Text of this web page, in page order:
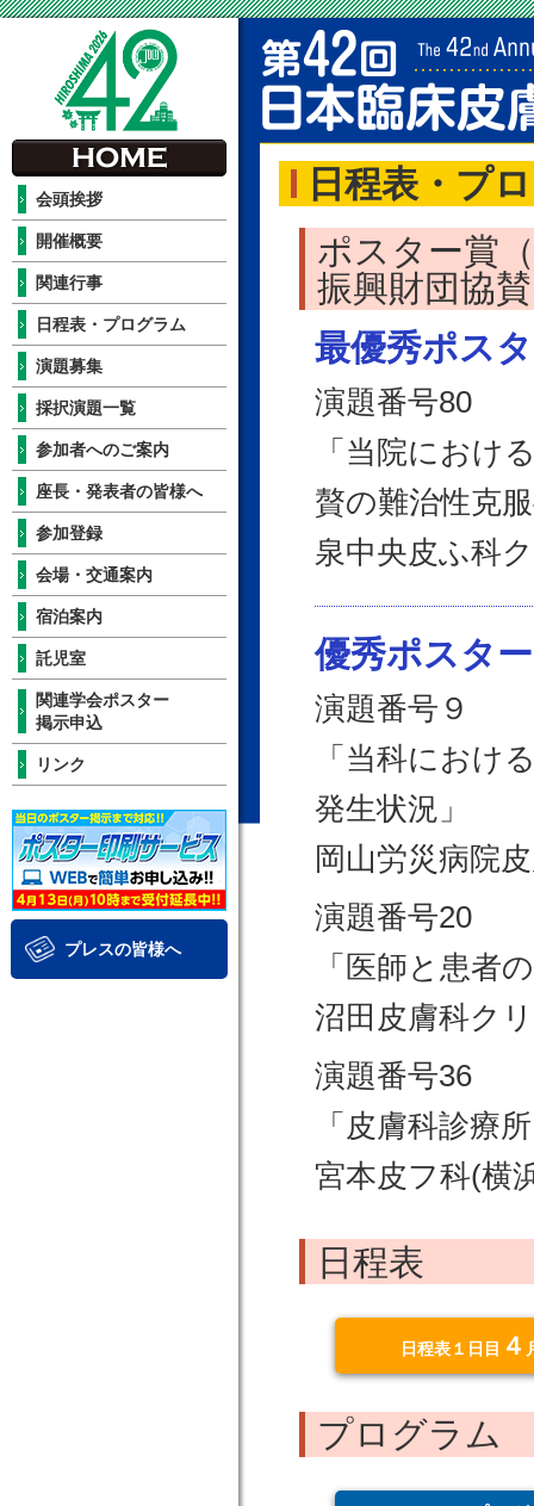
日程表・プ
ポスター賞
振興財団協
最優秀ポス
演題番号80
「当院におけ
贅の難治性克
泉中央皮ふ科
優秀ポスタ
演題番号９
「当科におけ
発生状況」
岡山労災病
演題番号20
「医師と患者
沼田皮膚科ク
演題番号36
「皮膚科診療
宮本皮フ科(
日程表
日程表１日目 ４
プログラム
会頭挨拶
開催概要
関連行事
日程表・プログラム
演題募集
採択演題一覧
参加者へのご案内
座長・発表者の皆様へ
参加登録
会場・交通案内
宿泊案内
託児室
関連学会ポスター
掲示申込
リンク
プレスの皆様へ